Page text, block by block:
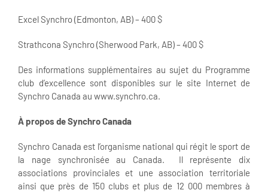
Excel Synchro (Edmonton, AB) – 400 $
Strathcona Synchro (Sherwood Park, AB) – 400 $
Des informations supplémentaires au sujet du Programme
club d’excellence sont disponibles sur le site Internet de
Synchro Canada au www.synchro.ca.
À propos de Synchro Canada
Synchro Canada est l’organisme national qui régit le sport de
la nage synchronisée au Canada. Il représente dix
associations provinciales et une association territoriale
ainsi que près de 150 clubs et plus de 12 000 membres à